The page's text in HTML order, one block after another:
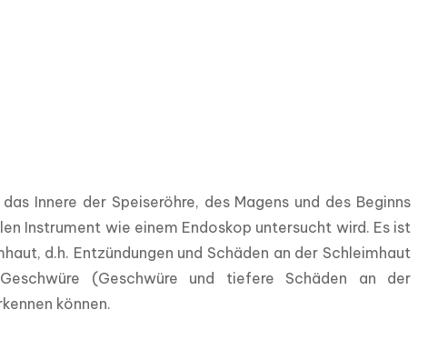
Innere der Speiseröhre, des Magens und des Beginns
Instrument wie einem Endoskop untersucht wird. Es ist
d.h. Entzündungen und Schäden an der Schleimhaut
(Geschwüre und tiefere Schäden an der
können.